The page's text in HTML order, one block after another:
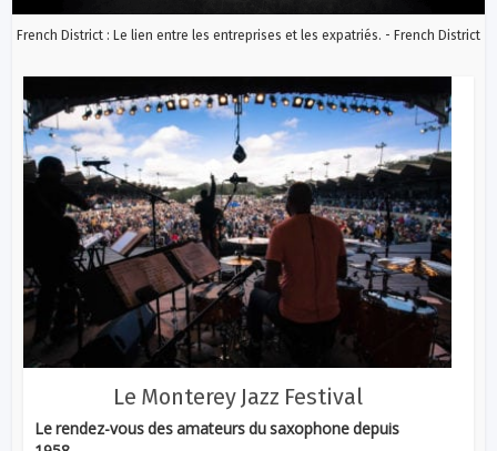
French District : Le lien entre les entreprises et les expatriés. - French District
Le Monterey Jazz Festival
Le rendez-vous des amateurs du saxophone depuis